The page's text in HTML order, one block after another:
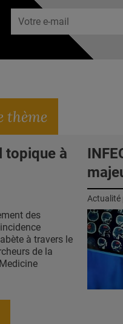
thème
topique à
des
à travers le
de la
Actualité